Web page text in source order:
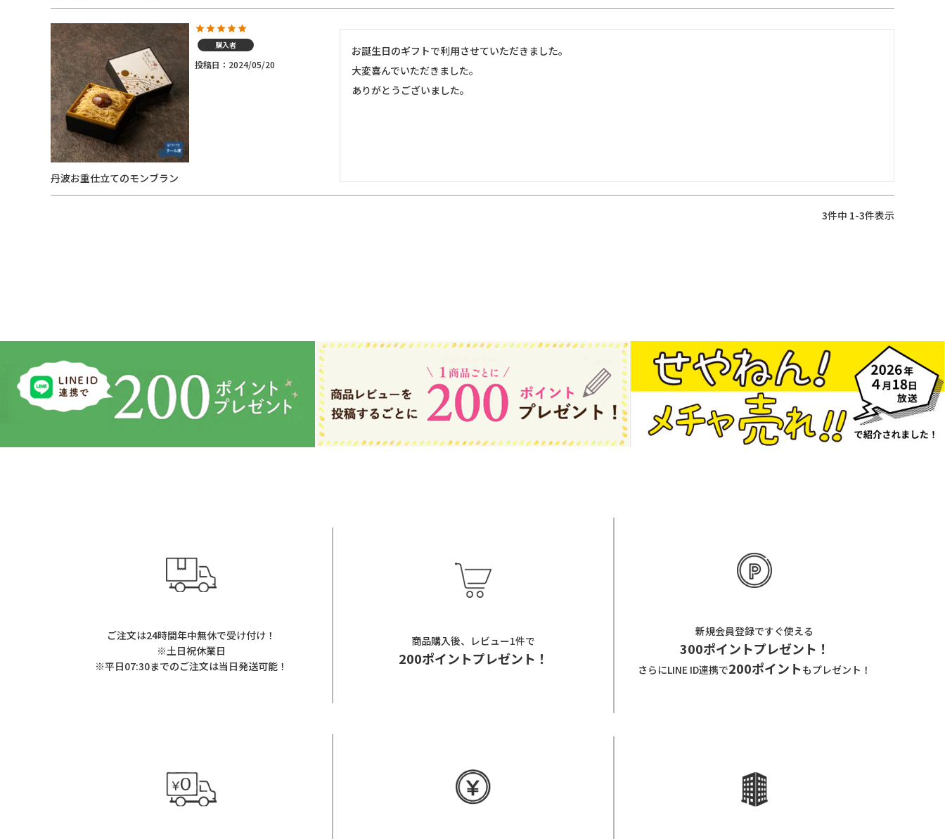
丹波お重仕立てのモンブラン
購入者
投稿日 2024/05/20
お誕生日のギフトで利用させていただきました。
大変喜んでいただきました。
ありがとうございました。
3件中 1-3件表示
ご注文は24時間年中無休で受け付け！
※土日祝休業日
※平日07:30までのご注文は当日発送可能！
商品購入後、レビュー1件で
200ポイントプレゼント！
新規会員登録ですぐ使える
300ポイントプレゼント！
さらにLINE ID連携で200ポイントもプレゼント！